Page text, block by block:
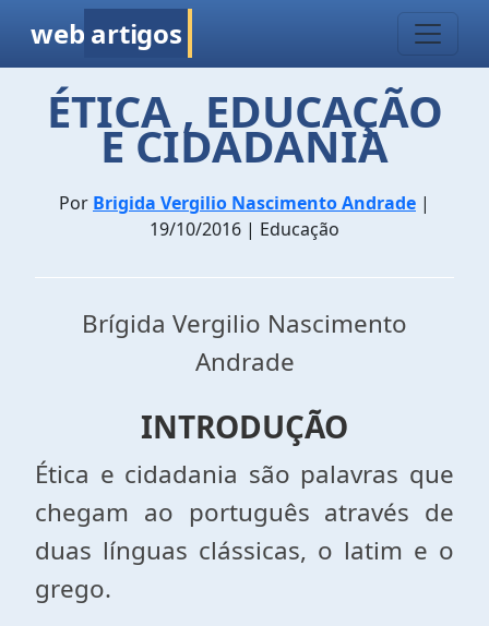
web artigos
ÉTICA , EDUCAÇÃO
E CIDADANIA
Por Brigida Vergilio Nascimento Andrade |
19/10/2016 | Educação
Brígida Vergilio Nascimento
Andrade
INTRODUÇÃO
Ética e cidadania são palavras que
chegam ao português através de
duas línguas clássicas, o latim e o
grego.